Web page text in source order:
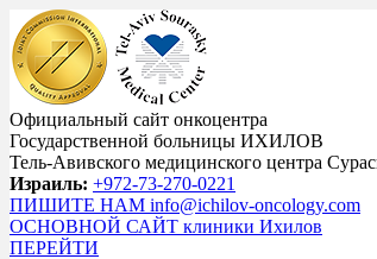
Официальный сайт онкоцентра
Государственной больницы ИХИЛОВ
Тель-Авивского медицинского центра
Израиль: +972-73-270-0221
ПИШИТЕ НАМ info@ichilov-oncology.com
ОСНОВНОЙ САЙТ клиники Ихилов
ПЕРЕЙТИ